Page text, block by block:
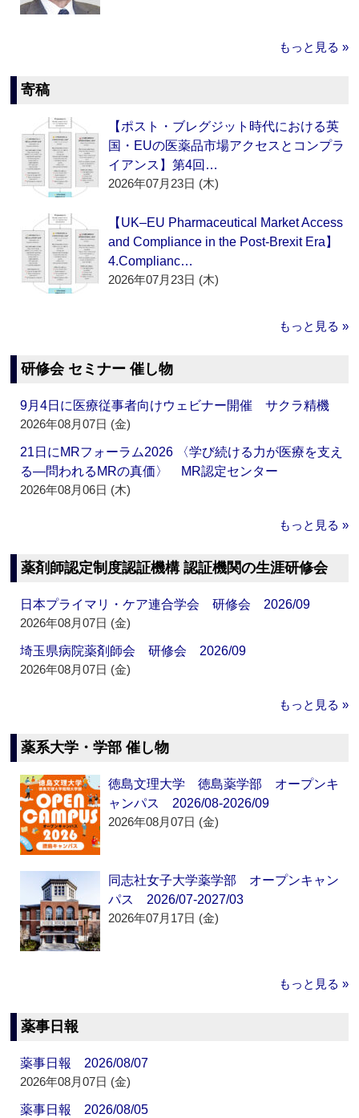
もっと見る »
寄稿
【ポスト・ブレグジット時代における英
国・EUの医薬品市場アクセスとコンプラ
イアンス】第4回…
2026年07月23日 (木)
【UK–EU Pharmaceutical Market Access
and Compliance in the Post-Brexit Era】
4.Complianc…
2026年07月23日 (木)
もっと見る »
研修会 セミナー 催し物
9月4日に医療従事者向けウェビナー開催 サクラ精機
2026年08月07日 (金)
21日にMRフォーラム2026 〈学び続ける力が医療を支え
る―問われるMRの真価〉 MR認定センター
2026年08月06日 (木)
もっと見る »
薬剤師認定制度認証機構 認証機関の生涯研修会
日本プライマリ・ケア連合学会 研修会 2026/09
2026年08月07日 (金)
埼玉県病院薬剤師会 研修会 2026/09
2026年08月07日 (金)
もっと見る »
薬系大学・学部 催し物
徳島文理大学 徳島薬学部 オープンキ
ャンパス 2026/08-2026/09
2026年08月07日 (金)
同志社女子大学薬学部 オープンキャン
パス 2026/07-2027/03
2026年07月17日 (金)
もっと見る »
薬事日報
薬事日報 2026/08/07
2026年08月07日 (金)
薬事日報 2026/08/05